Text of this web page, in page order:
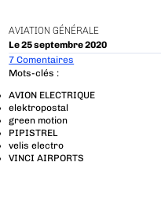
AVIATION GÉNÉRALE
Le 25 septembre 2020
7 Comentaires
Mots-clés :
AVION ELECTRIQUE
elektropostal
green motion
PIPISTREL
velis electro
VINCI AIRPORTS